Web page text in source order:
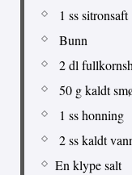
1 ss sitronsaft
Bunn
2 dl
50 g kaldt
1 ss honning
2 ss kaldt
En klype salt